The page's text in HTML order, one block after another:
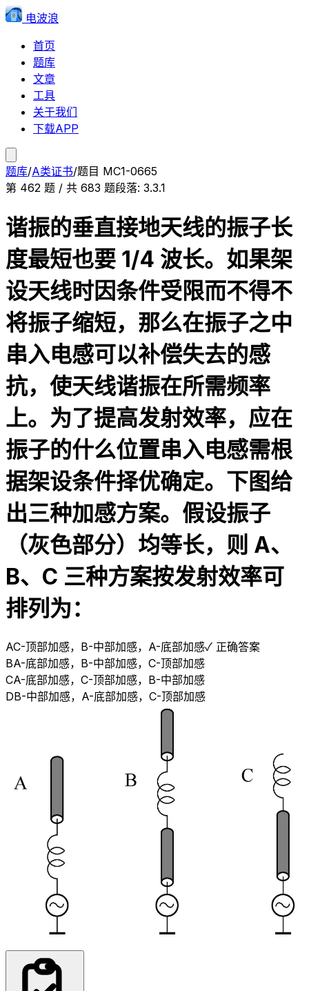
电波浪
首页
题库
文章
工具
关于我们
下载APP
题库/A类证书/题目 MC1-0665
第 462 题 / 共 683 题段落: 3.3.1
谐振的垂直接地天线的振子长
度最短也要 1/4 波长。如果架
设天线时因条件受限而不得不
将振子缩短，那么在振子之中
串入电感可以补偿失去的感
抗，使天线谐振在所需频率
上。为了提高发射效率，应在
振子的什么位置串入电感需根
据架设条件择优确定。下图给
出三种加感方案。假设振子
（灰色部分）均等长，则 A、
B、C 三种方案按发射效率可
排列为：
AC-顶部加感，B-中部加感，A-底部加感✓ 正确答案
BA-底部加感，B-中部加感，C-顶部加感
CA-底部加感，C-顶部加感，B-中部加感
DB-中部加感，A-底部加感，C-顶部加感